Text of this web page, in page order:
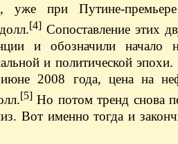
уже при Путине-
[4] Сопоставление этих
и обозначили начало
и политической
2008 года, цена на
[5]Но потом тренд снова
Вот именно тогда и